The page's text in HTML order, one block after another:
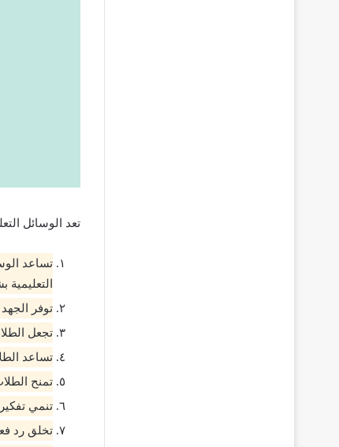
تعد الوسائل
تساعد
توفر
تجعل
تساعد
تمنح
تنمي
تخلق رد